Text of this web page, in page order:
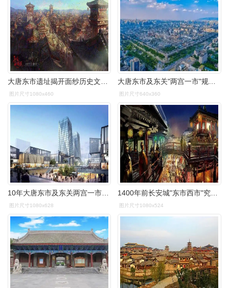
大唐东市遗址揭开面纱历史文化片区呼唤亮相
图片尺寸1080x460
大唐东市及东关"两宫一市"规划!_腾讯新闻
图片尺寸640x360
图片尺寸1080x628 图片尺寸1080x524